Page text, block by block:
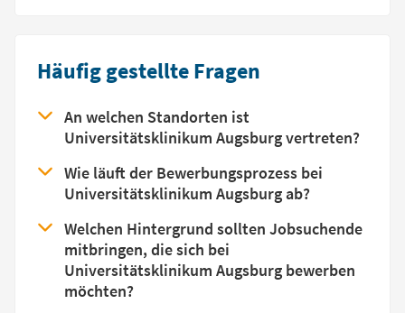
Häufig gestellte Fragen
An welchen Standorten ist
Universitätsklinikum Augsburg vertreten?
Wie läuft der Bewerbungsprozess bei
Universitätsklinikum Augsburg ab?
Welchen Hintergrund sollten Jobsuchende
mitbringen, die sich bei
Universitätsklinikum Augsburg bewerben
möchten?